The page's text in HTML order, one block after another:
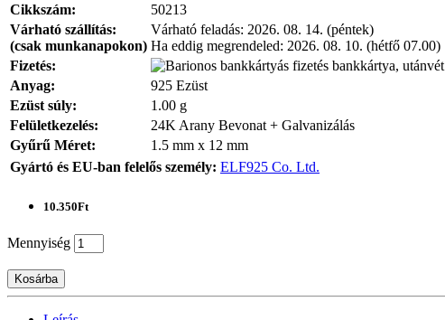
Cikkszám:
50213
Várható szállítás:
(csak munkanapokon)
Várható feladás: 2026. 08. 14. (péntek)
Ha eddig megrendeled: 2026. 08. 10. (hétfő 07.00)
Fizetés:
bankkártya, utánvét
Anyag:
925 Ezüst
Ezüst súly:
1.00 g
Felületkezelés:
24K Arany Bevonat + Galvanizálás
Gyűrű Méret:
1.5 mm x 12 mm
Gyártó és EU-ban felelős személy: ELF925 Co. Ltd.
10.350Ft
Mennyiség
Kosárba